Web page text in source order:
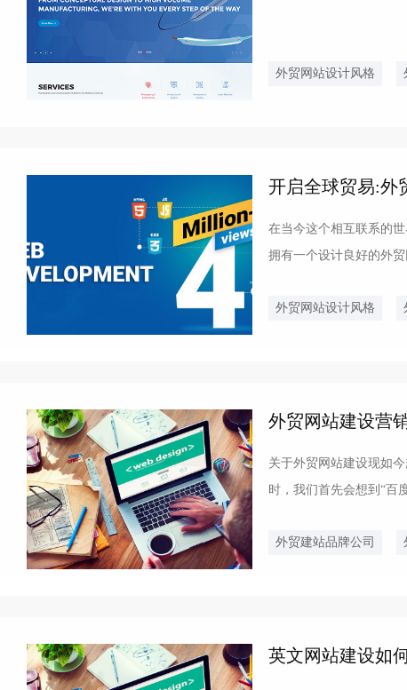
外贸网站设计风格
开启全球贸易:外
在当今这个相互联系的
拥有一个设计良好的外
外贸网站设计风格
外贸网站建设营
关于外贸网站建设现如
时，我们首先会想到“百
外贸建站品牌公司
英文网站建设如